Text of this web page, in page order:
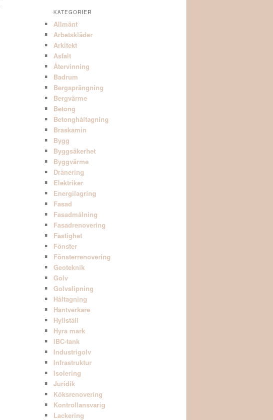
KATEGORIER
Allmänt
Arbetskläder
Arkitekt
Asfalt
Återvinning
Badrum
Bergsprängning
Bergvärme
Betong
Betonghåltagning
Braskamin
Bygg
Byggsäkerhet
Byggvärme
Dränering
Elektriker
Energilagring
Fasad
Fasadmålning
Fasadrenovering
Fastighet
Fönster
Fönsterrenovering
Geoteknik
Golv
Golvslipning
Håltagning
Hantverkare
Hyllställ
Hyra mark
IBC-tank
Industrigolv
Infrastruktur
Isolering
Juridik
Köksrenovering
Kontrollansvarig
Lackering